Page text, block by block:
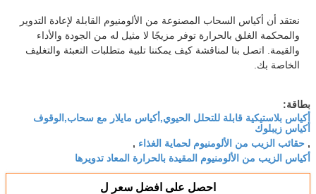
نعتقد أن أكياس السحاب المصنوعة من الألومنيوم القابلة لإعادة التدوير
والمحكمة الغلق بالحرارة توفر مزيجًا لا مثيل له من الجودة والأداء
والقيمة. اتصل بنا لمناقشة كيف يمكننا تلبية متطلبات التعبئة والتغليف
الخاصة بك.
بطاقة:
أكياس بلاستيكية قابلة للتحلل الحيوي,أكياس مايلار مع سحاب,الوقوف
أكياس زيبلوك
, حقائب الزيب من الألومنيوم لحماية الغذاء ,
أكياس الزيب من الألومنيوم المقيدة بالحرارة المعاد تدويرها
احصل على افضل سعر ل